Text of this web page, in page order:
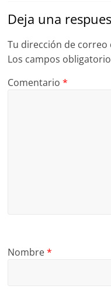
Deja una
Tu dirección de
Los campos
Comentario*
Nombre*